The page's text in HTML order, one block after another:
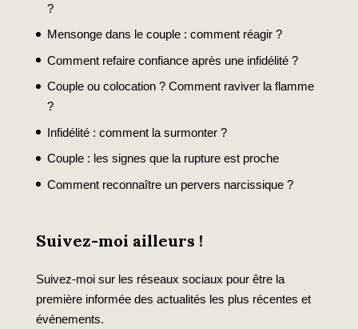
?
Mensonge dans le couple : comment réagir ?
Comment refaire confiance après une infidélité ?
Couple ou colocation ? Comment raviver la flamme
?
Infidélité : comment la surmonter ?
Couple : les signes que la rupture est proche
Comment reconnaître un pervers narcissique ?
Suivez-moi ailleurs !
Suivez-moi sur les réseaux sociaux pour être la
première informée des actualités les plus récentes et
événements.